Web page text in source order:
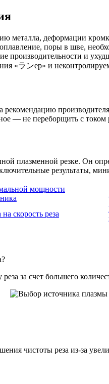
металла, деформации
поры в шве,
производительности и
«ランер» и
рекомендацию
— не переборщить с
плазменной резке. Он
результаты,
мощности
скорость реза
за счет большего
чистоты реза из-за